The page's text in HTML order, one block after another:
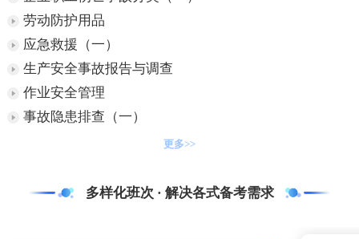
劳动防护用品
应急救援（一）
生产安全事故报告与调查
作业安全管理
事故隐患排查（一）
更多>>
多样化班次 · 解决各式备考需求